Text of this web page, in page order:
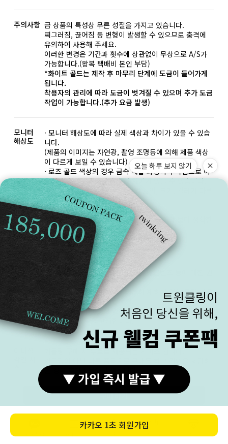
구매하기
주의사항 금 상품의 특성상 무른 성질을 가지고 있습니다.
찌그러짐, 끊어짐 등 변형이 발생할 수 있으므로 충격에
유의하여 사용해 주세요.
이러한 변경은 기간과 횟수에 상관없이 무상으로 A/S가
가능합니다.(왕복 택배비 본인 부담)
*화이트 골드는 제작 후 마무리 단계에 도금이 들어가게
됩니다.
착용자의 관리에 따라 도금이 벗겨질 수 있으며 추가 도금
작업이 가능합니다.(추가 요금 발생)
모니터
해상도
· 모니터 해상도에 따라 실제 색상과 차이가 있을 수 있습
니다.
(제품의 이미지는 자연광, 촬영 조명등에 의해 제품 색상
이 다르게 보일 수 있습니다)
· 로즈 골드 색상의 경우 금속 배합 과정이 수작업으로 이
루어지기 때문에 미세한 톤의 차이가 있을 수 있습니다.
· 주얼리의 특성상 세팅된 원석의 모양, 크기, 컬러가 다를
수 있습니다.
· 아래 8단계의 명암 구분이 명확하게 되어야 보다 정확한
밝기로 상품을 확인 하실 수 있습니다.
본 홈페이지 내의 모든 이미지, 문구, 콘텐츠 등에 대한 권
리를 트윈클링에 있으며,
저작권 및 디자인 보호법에 의거하여 허가 없이 무단 사용
및 도용 훼손 등을 금지합니다.
위반할 경우 사전 경고 없이 관계 법률에 따라 법적 책임
을 받을 수 있음을 고지합니다.
커플링 구매 시 무료로 제공되는 서비스 입니다.
는 경우 추가비용이 발생됩니다.
각인서비스 이용할 경우 고객센터를 통하여 말씀해 주세
요.
이니셜 각인은 서비스로 진행됩니다. 자체 작업이 아닌 외
각인의 누락, 오각인 등 각인 관련 일체 제품의 하자, 계약
사항의 위반으로 인정하지 않습니다.